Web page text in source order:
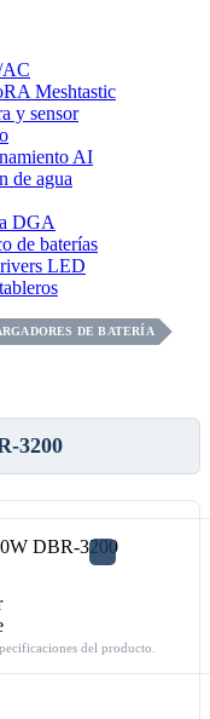
AC
Meshtastic
y sensor
AI
de agua
DGA
de baterías
LED
DE BATERÍA
3200
del producto.